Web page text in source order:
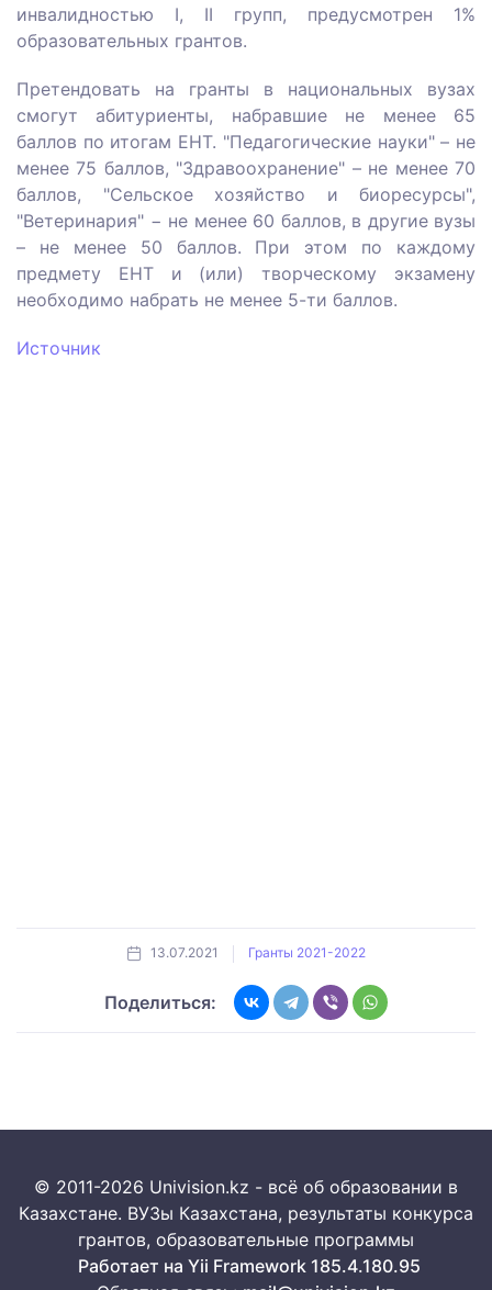
инвалидностью І, ІІ групп, предусмотрен 1%
образовательных грантов.
Претендовать на гранты в национальных вузах
смогут абитуриенты, набравшие не менее 65
баллов по итогам ЕНТ. "Педагогические науки" – не
менее 75 баллов, "Здравоохранение" – не менее 70
баллов, "Сельское хозяйство и биоресурсы",
"Ветеринария" − не менее 60 баллов, в другие вузы
– не менее 50 баллов. При этом по каждому
предмету ЕНТ и (или) творческому экзамену
необходимо набрать не менее 5-ти баллов.
Источник
13.07.2021 Гранты 2021-2022
Поделиться:
© 2011-2026 Univision.kz - всё об образовании в
Казахстане. ВУЗы Казахстана, результаты конкурса
грантов, образовательные программы
Работает на Yii Framework 185.4.180.95